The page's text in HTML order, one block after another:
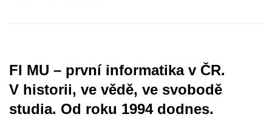
FI MU – první informatika v ČR.
V historii, ve vědě, ve svobodě
studia. Od roku 1994 dodnes.